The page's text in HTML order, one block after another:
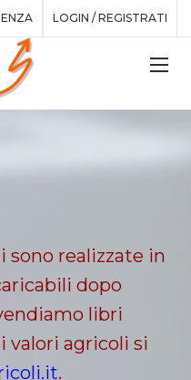
LOGIN / REGISTRATI
sono realizzate in
dopo
libri
valori agricoli si
.